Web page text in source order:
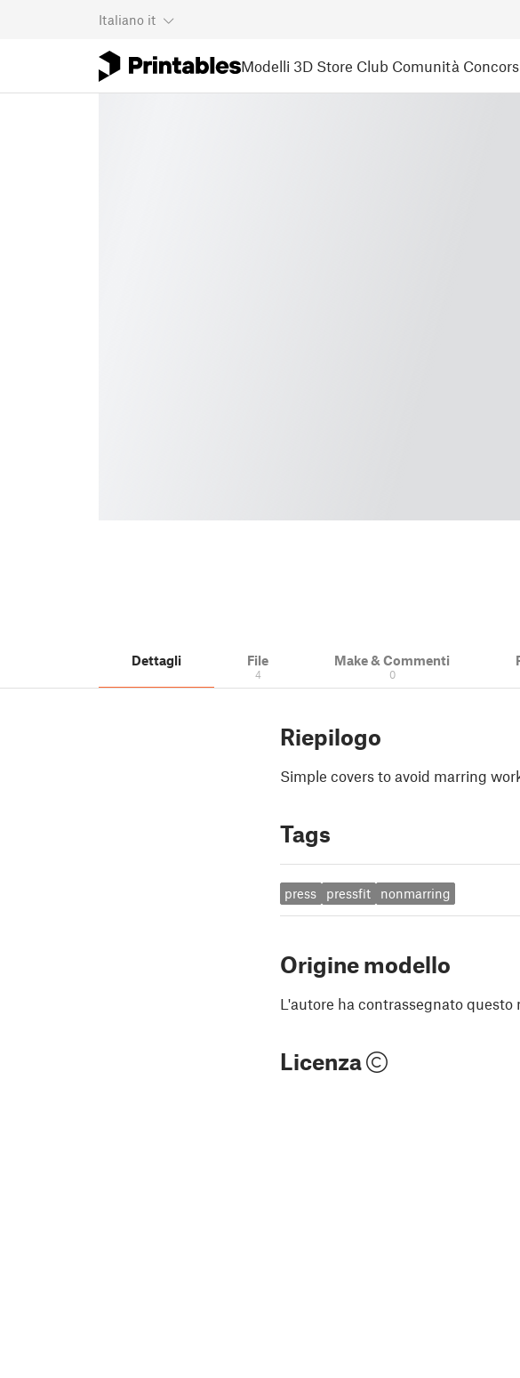
Italiano it
Modelli 3D Store Club Comunità
Dettagli File
4
Make & Commenti
0
Riepilogo
Simple covers to avoid marring
Tags
press pressfit nonmarring
Origine modello
L'autore ha contrassegnato questo
Licenza